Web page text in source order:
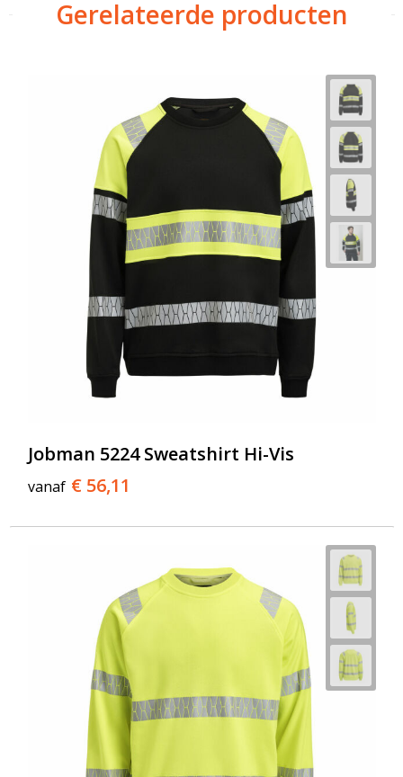
Gerelateerde producten
Jobman 5224 Sweatshirt Hi-Vis
vanaf € 56,11